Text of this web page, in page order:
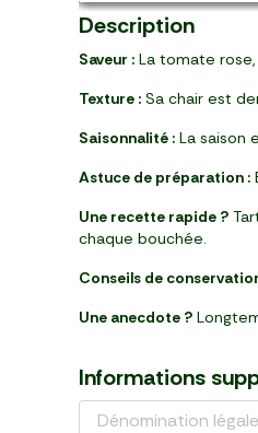
Description
Saveur : La tomate
Texture : Sa chair est
Saisonnalité : La saison
Astuce de préparation :
Une recette rapide ?
chaque bouchée.
Conseils de
Une anecdote ?
Informations
Dénomination légale